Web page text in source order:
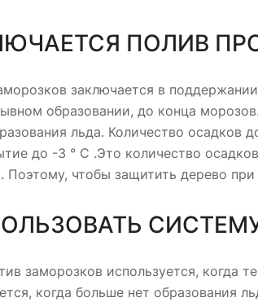
ПОЛИВ
заключается в
образовании, до конца
льда. Количество
до -3 ° C .Это количество
Поэтому, чтобы защитить дерево
заморозков используется, когда
когда больше нет образования